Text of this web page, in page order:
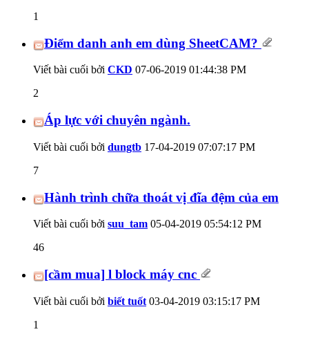
1
Điểm danh anh em dùng SheetCAM?
Viết bài cuối bởi CKD 07-06-2019 01:44:38 PM
2
Áp lực với chuyên ngành.
Viết bài cuối bởi dungtb 17-04-2019 07:07:17 PM
7
Hành trình chữa thoát vị đĩa đệm của em
Viết bài cuối bởi suu_tam 05-04-2019 05:54:12 PM
46
[cầm mua] l block máy cnc
Viết bài cuối bởi biết tuốt 03-04-2019 03:15:17 PM
1